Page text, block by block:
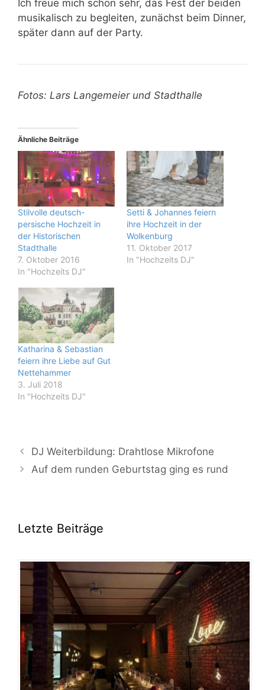
Ich freue mich schon sehr, das Fest der beiden
musikalisch zu begleiten, zunächst beim Dinner,
später dann auf der Party.
Fotos: Lars Langemeier und Stadthalle
Ähnliche Beiträge
Stilvolle deutsch-
persische Hochzeit in
der Historischen
Stadthalle
7. Oktober 2016
In "Hochzeits DJ"
Setti & Johannes feiern
ihre Hochzeit in der
Wolkenburg
11. Oktober 2017
In "Hochzeits DJ"
Katharina & Sebastian
feiern ihre Liebe auf Gut
Nettehammer
3. Juli 2018
In "Hochzeits DJ"
DJ Weiterbildung: Drahtlose Mikrofone
Auf dem runden Geburtstag ging es rund
Letzte Beiträge